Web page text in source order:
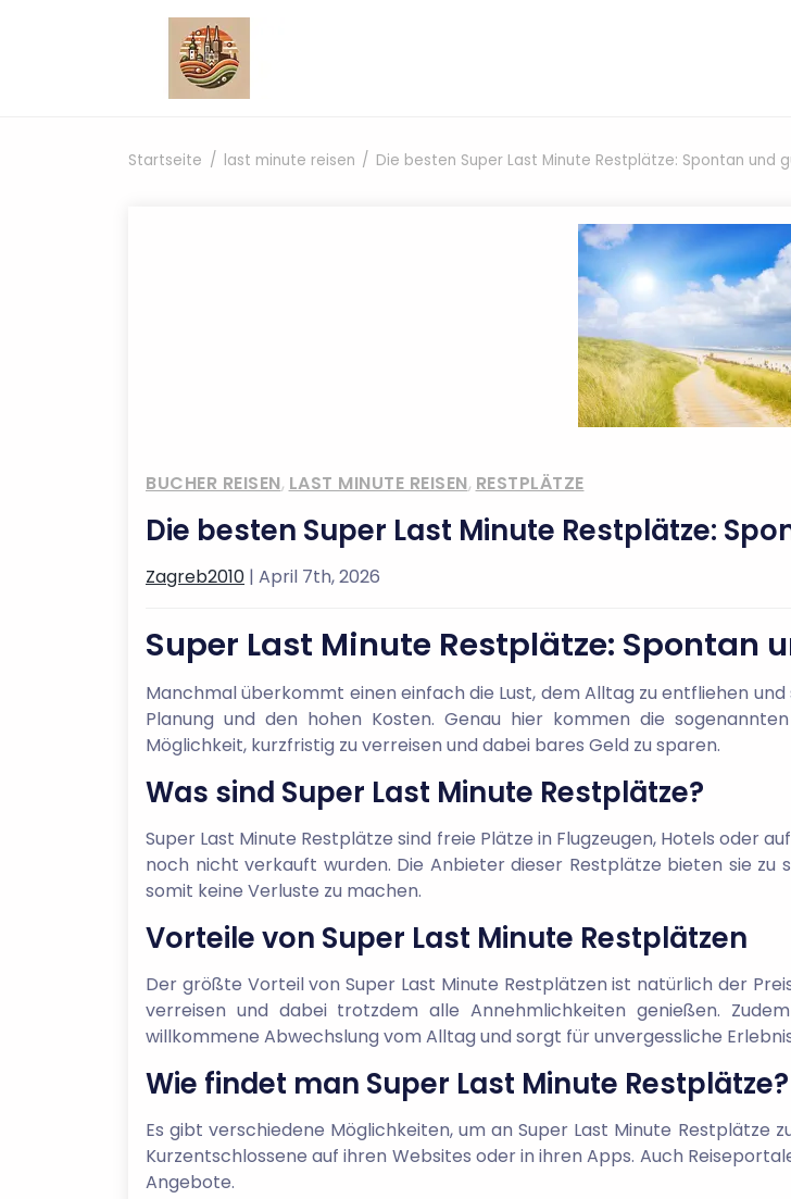
Startseite last minute reisen Die besten Super Last Minute Restplätze: Spontan und
BUCHER REISEN, LAST MINUTE REISEN, RESTPLÄTZE
Die besten Super Last Minute Restplätze:
Zagreb2010 | April 7th, 2026
Super Last Minute Restplätze: Spontan
Manchmal überkommt einen einfach die Lust, dem Alltag zu entfliehen
Planung und den hohen Kosten. Genau hier kommen die
Möglichkeit, kurzfristig zu verreisen und dabei bares Geld zu sparen.
Was sind Super Last Minute Restplätze?
Super Last Minute Restplätze sind freie Plätze in Flugzeugen, Hotels oder
noch nicht verkauft wurden. Die Anbieter dieser Restplätze bieten sie zu
somit keine Verluste zu machen.
Vorteile von Super Last Minute Restplätzen
Der größte Vorteil von Super Last Minute Restplätzen ist natürlich der
verreisen und dabei trotzdem alle Annehmlichkeiten genießen.
willkommene Abwechslung vom Alltag und sorgt für unvergessliche
Wie findet man Super Last Minute Restplätze?
Es gibt verschiedene Möglichkeiten, um an Super Last Minute Restplätze
Kurzentschlossene auf ihren Websites oder in ihren Apps. Auch
Angebote.